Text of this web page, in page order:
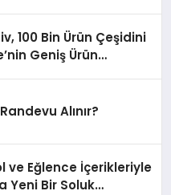
100 Bin Ürün Çeşidini
Geniş Ürün
Alınır?
ve Eğlence İçerikleriyle
Yeni Bir Soluk